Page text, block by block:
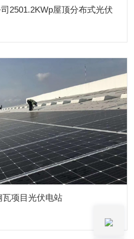
2501.2KWp屋顶分布式光伏
瓦项目光伏电站